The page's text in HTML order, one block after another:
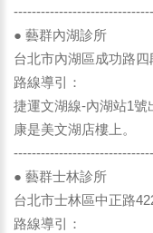
● 藝群內湖診所
台北市內湖區成功路
路線導引：
捷運文湖線-內湖站1號
康是美文湖店樓上。
● 藝群士林診所
台北市士林區中正路
路線導引：